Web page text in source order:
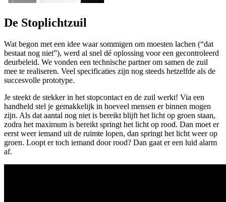
De Stoplichtzuil
Wat begon met een idee waar sommigen om moesten lachen (“dat
bestaat nog niet”), werd al snel dé oplossing voor een gecontroleerd
deurbeleid. We vonden een technische partner om samen de zuil
mee te realiseren. Veel specificaties zijn nog steeds hetzelfde als de
succesvolle prototype.
Je steekt de stekker in het stopcontact en de zuil werkt! Via een
handheld stel je gemakkelijk in hoeveel mensen er binnen mogen
zijn. Als dat aantal nog niet is bereikt blijft het licht op groen staan,
zodra het maximum is bereikt springt het licht op rood. Dan moet er
eerst weer iemand uit de ruimte lopen, dan springt het licht weer op
groen. Loopt er toch iemand door rood? Dan gaat er een luid alarm
af.